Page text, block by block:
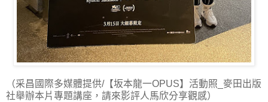
（采昌國際多媒體提供/【坂本龍一OPUS】活動照_麥田出版
社舉辦本片專題講座，請來影評人馬欣分享觀感）